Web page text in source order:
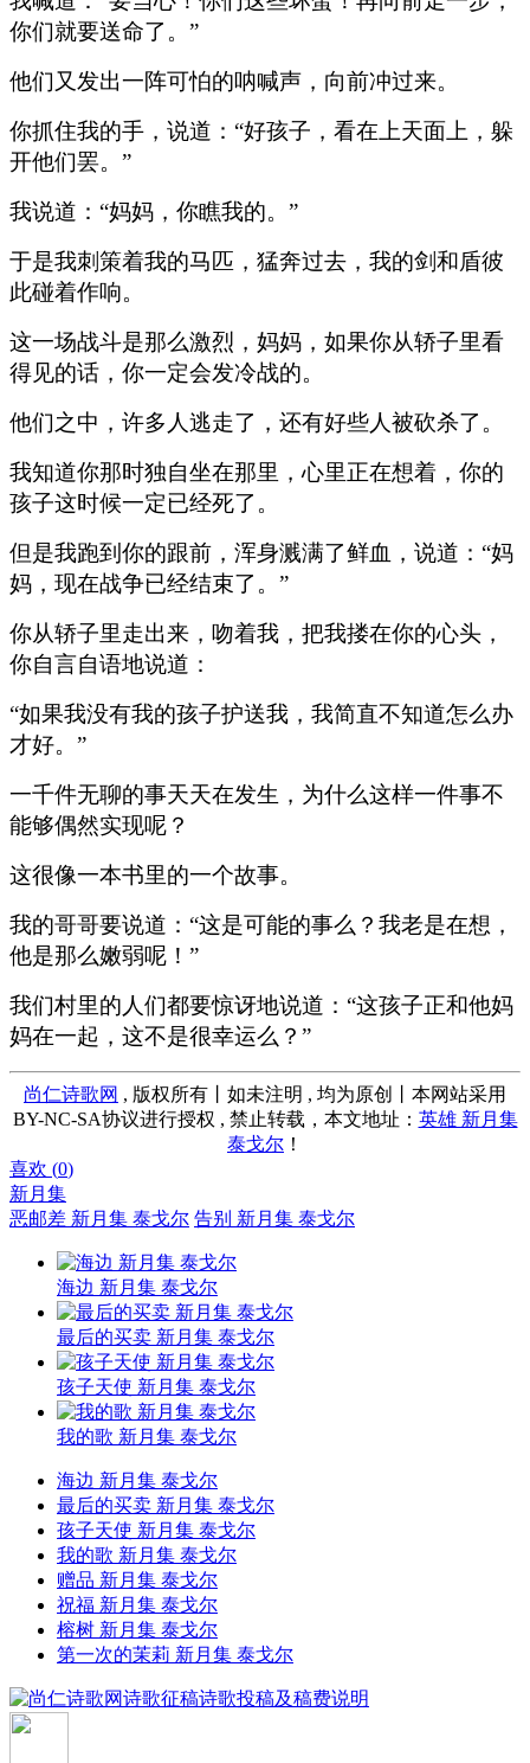
你们就要送命了。”
他们又发出一阵可怕的呐喊声，向前冲过来。
你抓住我的手，说道：“好孩子，看在上天面上，躲
开他们罢。”
我说道：“妈妈，你瞧我的。”
于是我刺策着我的马匹，猛奔过去，我的剑和盾彼
此碰着作响。
这一场战斗是那么激烈，妈妈，如果你从轿子里看
得见的话，你一定会发冷战的。
他们之中，许多人逃走了，还有好些人被砍杀了。
我知道你那时独自坐在那里，心里正在想着，你的
孩子这时候一定已经死了。
但是我跑到你的跟前，浑身溅满了鲜血，说道：“妈
妈，现在战争已经结束了。”
你从轿子里走出来，吻着我，把我搂在你的心头，
你自言自语地说道：
“如果我没有我的孩子护送我，我简直不知道怎么办
才好。”
一千件无聊的事天天在发生，为什么这样一件事不
能够偶然实现呢？
这很像一本书里的一个故事。
我的哥哥要说道：“这是可能的事么？我老是在想，
他是那么嫩弱呢！”
我们村里的人们都要惊讶地说道：“这孩子正和他妈
妈在一起，这不是很幸运么？”
尚仁诗歌网 , 版权所有丨如未注明 , 均为原创丨本网站采用
BY-NC-SA协议进行授权 , 禁止转载，本文地址： 英雄 新月集
泰戈尔 ！
喜欢 (0)
新月集
恶邮差 新月集 泰戈尔 告别 新月集 泰戈尔
海边 新月集 泰戈尔
最后的买卖 新月集 泰戈尔
孩子天使 新月集 泰戈尔
我的歌 新月集 泰戈尔
海边 新月集 泰戈尔
最后的买卖 新月集 泰戈尔
孩子天使 新月集 泰戈尔
我的歌 新月集 泰戈尔
赠品 新月集 泰戈尔
祝福 新月集 泰戈尔
榕树 新月集 泰戈尔
第一次的茉莉 新月集 泰戈尔